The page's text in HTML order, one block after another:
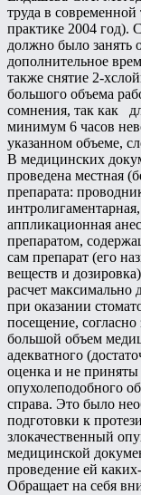
труда в современной
практике 2004 год).
должно было занять
дополнительное
также снятие 2-
большого объема
сомнения, так как
минимум 6 часов
указанном объеме,
В медицинских
проведена местная
препарата:
аппликационная
препаратом,
сам препарат (его
веществ и
расчет максимально
при оказании
посещение,
большой объем
адекватного
оценка и не
опухолеподобного
справа. Это было
подготовки к
злокачественный
медицинской
проведение ей
Обращает на себя